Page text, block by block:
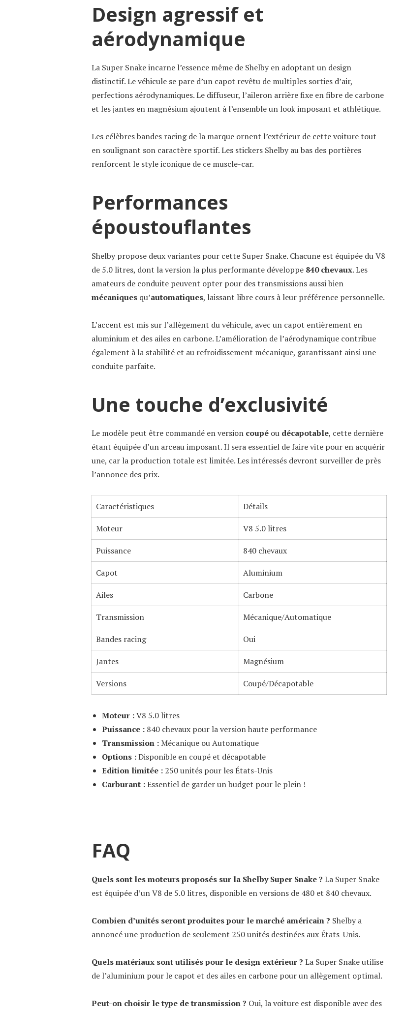
Design agressif et
aérodynamique
La Super Snake incarne l’essence même de Shelby en adoptant un design
distinctif. Le véhicule se pare d’un capot revêtu de multiples sorties d’air,
perfections aérodynamiques. Le diffuseur, l’aileron arrière fixe en fibre de carbone
et les jantes en magnésium ajoutent à l’ensemble un look imposant et athlétique.
Les célèbres bandes racing de la marque ornent l’extérieur de cette voiture tout
en soulignant son caractère sportif. Les stickers Shelby au bas des portières
renforcent le style iconique de ce muscle-car.
Performances
époustouflantes
Shelby propose deux variantes pour cette Super Snake. Chacune est équipée du V8
de 5.0 litres, dont la version la plus performante développe 840 chevaux. Les
amateurs de conduite peuvent opter pour des transmissions aussi bien
mécaniques qu’automatiques, laissant libre cours à leur préférence personnelle.
L’accent est mis sur l’allègement du véhicule, avec un capot entièrement en
aluminium et des ailes en carbone. L’amélioration de l’aérodynamique contribue
également à la stabilité et au refroidissement mécanique, garantissant ainsi une
conduite parfaite.
Une touche d’exclusivité
Le modèle peut être commandé en version coupé ou décapotable, cette dernière
étant équipée d’un arceau imposant. Il sera essentiel de faire vite pour en acquérir
une, car la production totale est limitée. Les intéressés devront surveiller de près
l’annonce des prix.
Caractéristiques Détails
Moteur V8 5.0 litres
Puissance 840 chevaux
Capot Aluminium
Ailes Carbone
Transmission Mécanique/Automatique
Bandes racing Oui
Jantes Magnésium
Versions Coupé/Décapotable
Moteur :V8 5.0 litres
Puissance :840 chevaux pour la version haute performance
Transmission :Mécanique ou Automatique
Options :Disponible en coupé et décapotable
Edition limitée :250 unités pour les États-Unis
Carburant :Essentiel de garder un budget pour le plein !
FAQ
Quels sont les moteurs proposés sur la Shelby Super Snake ? La Super Snake
est équipée d’un V8 de 5.0 litres, disponible en versions de 480 et 840 chevaux.
Combien d’unités seront produites pour le marché américain ? Shelby a
annoncé une production de seulement 250 unités destinées aux États-Unis.
Quels matériaux sont utilisés pour le design extérieur ? La Super Snake utilise
de l’aluminium pour le capot et des ailes en carbone pour un allègement optimal.
Peut-on choisir le type de transmission ? Oui, la voiture est disponible avec des